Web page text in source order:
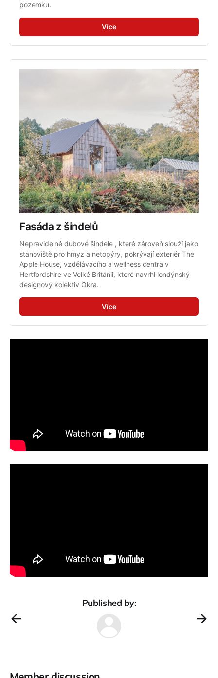
pozemku.
Více
Fasáda z šindelů
Nepravidelné dubové šindele , které zároveň slouží jako
stanoviště pro hmyz a netopýry, pokrývají exteriér The
Apple House, vzdělávacího a wellness centra v
Hertfordshire ve Velké Británii, které navrhl londýnský
designový kolektiv Okra.
Více
Published by: